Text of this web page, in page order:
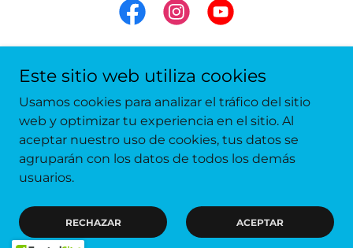
Copyright © 2026 Un Profe de Latín - This work is licensed under
CC BY-NC-SA 4.0
Este sitio web utiliza cookies
Usamos cookies para analizar el tráfico del sitio
web y optimizar tu experiencia en el sitio. Al
aceptar nuestro uso de cookies, tus datos se
agruparán con los datos de todos los demás
usuarios.
RECHAZAR ACEPTAR